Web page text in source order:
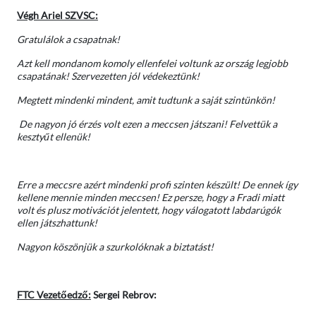
Végh Ariel SZVSC:
Gratulálok a csapatnak!
Azt kell mondanom komoly ellenfelei voltunk az ország legjobb
csapatának! Szervezetten jól védekeztünk!
Megtett mindenki mindent, amit tudtunk a saját szintünkön!
De nagyon jó érzés volt ezen a meccsen játszani! Felvettük a
kesztyűt ellenük!
Erre a meccsre azért mindenki profi szinten készült! De ennek így
kellene mennie minden meccsen! Ez persze, hogy a Fradi miatt
volt és plusz motivációt jelentett, hogy válogatott labdarúgók
ellen játszhattunk!
Nagyon köszönjük a szurkolóknak a biztatást!
FTC Vezetőedző:Sergei Rebrov: